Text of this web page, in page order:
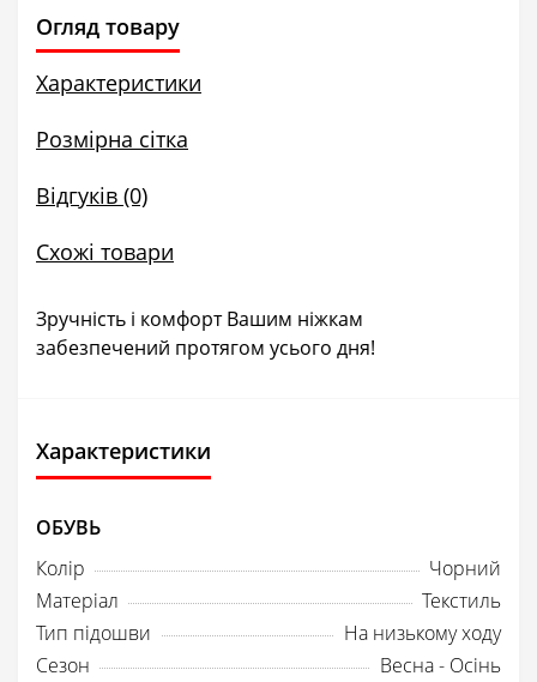
Огляд товару
Характеристики
Розмірна сітка
Відгуків (0)
Схожі товари
Зручність і комфорт Вашим ніжкам
забезпечений протягом усього дня!
Характеристики
ОБУВЬ
Колір
Чорний
Матеріал
Текстиль
Тип підошви
На низькому ходу
Сезон
Весна - Осінь